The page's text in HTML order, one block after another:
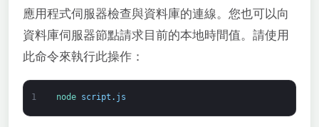
應用程式伺服器檢查與資料庫的連線。您也可以向
資料庫伺服器節點請求目前的本地時間值。請使用
此命令來執行此操作：
1 node script . js